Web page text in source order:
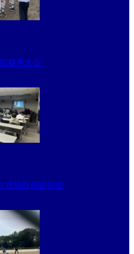
夏季大会
資格取得講習会